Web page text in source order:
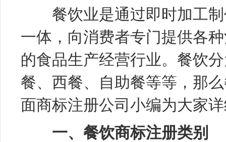
餐饮业是通过即时加工
一体，向消费者专门提供各
的食品生产经营行业。餐饮
餐、西餐、自助餐等等，那
面商标注册公司小编为大家
一、餐饮商标注册类别